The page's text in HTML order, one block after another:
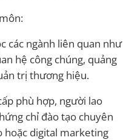
các ngành liên quan như
hệ công chúng, quảng
trị thương hiệu.
phù hợp, người lao
chỉ đào tạo chuyên
hoặc digital marketing